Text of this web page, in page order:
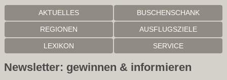
AKTUELLES BUSCHENSCHANK
REGIONEN AUSFLUGSZIELE
LEXIKON SERVICE
Newsletter: gewinnen & informieren